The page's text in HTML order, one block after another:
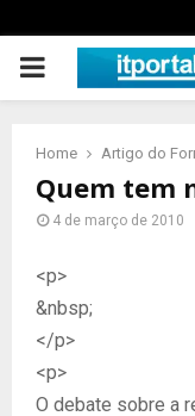
PRIMARY
Home Artigo do
Quem tem
4 de março de 2010
<p>
&nbsp;
</p>
<p>
O debate sobre a